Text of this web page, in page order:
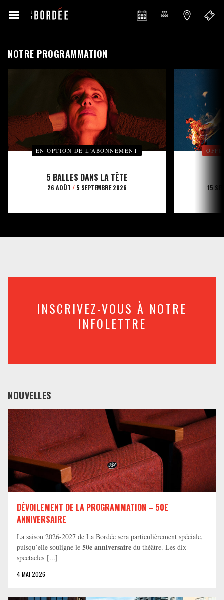
NOTRE PROGRAMMATION
EN OPTION DE L’ABONNEMENT
5 BALLES DANS LA TÊTE
26 AOÛT /5 SEPTEMBRE 2026 15
INSCRIVEZ-VOUS À NOTRE
INFOLETTRE
NOUVELLES
DÉVOILEMENT DE LA PROGRAMMATION – 50E
ANNIVERSAIRE
La saison 2026-2027 de La Bordée sera particulièrement spéciale,
puisqu’elle souligne le 50e anniversaire du théâtre. Les dix
spectacles [...]
4 MAI 2026